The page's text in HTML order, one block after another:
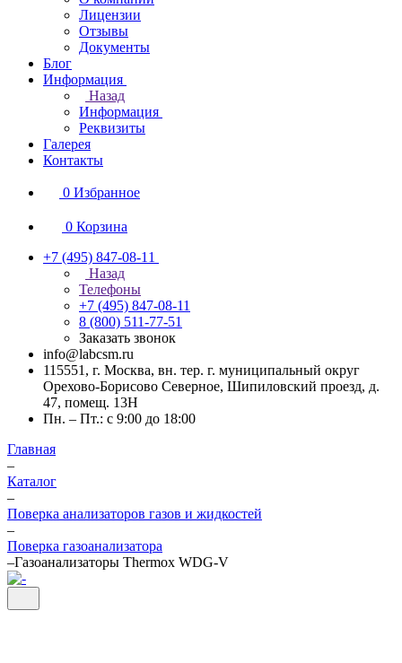
Лицензии
Отзывы
Документы
Блог
Информация
Назад
Информация
Реквизиты
Галерея
Контакты
0 Избранное
0 Корзина
+7 (495) 847-08-11
Назад
Телефоны
+7 (495) 847-08-11
8 (800) 511-77-51
Заказать звонок
info@labcsm.ru
115551, г. Москва, вн. тер. г. муниципальный округ
Орехово-Борисово Северное, Шипиловский проезд, д.
47, помещ. 13Н
Пн. – Пт.: с 9:00 до 18:00
Главная
–
Каталог
–
Поверка анализаторов газов и жидкостей
–
Поверка газоанализатора
–Газоанализаторы Thermox WDG-V